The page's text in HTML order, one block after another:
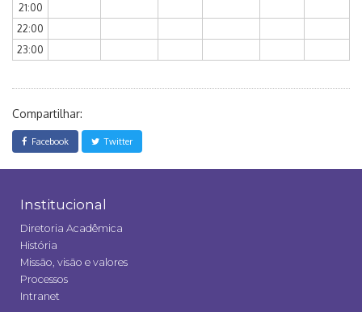
21:00
22:00
23:00
Compartilhar:
Facebook Twitter
Institucional
Diretoria Acadêmica
História
Missão, visão e valores
Processos
Intranet